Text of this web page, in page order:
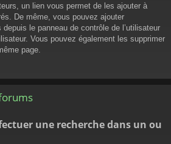
un lien vous permet de les ajouter à
De même, vous pouvez ajouter
le panneau de contrôle de l’utilisateur
Vous pouvez également les supprimer
page.
une recherche dans un ou